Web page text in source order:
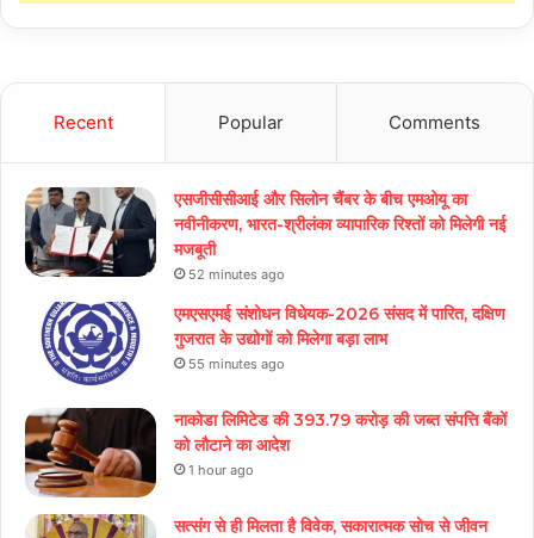
Recent Popular Comments
एसजीसीसीआई और सिलोन चैंबर के बीच एमओयू का
नवीनीकरण, भारत-श्रीलंका व्यापारिक रिश्तों को मिलेगी नई
मजबूती
52 minutes ago
एमएसएमई संशोधन विधेयक-2026 संसद में पारित, दक्षिण
गुजरात के उद्योगों को मिलेगा बड़ा लाभ
55 minutes ago
नाकोडा लिमिटेड की 393.79 करोड़ की जब्त संपत्ति बैंकों
को लौटाने का आदेश
1 hour ago
सत्संग से ही मिलता है विवेक, सकारात्मक सोच से जीवन